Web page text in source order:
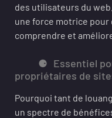
des utilisateurs du
une force motrice pour
comprendre et
Essentiel
propriétaires de
Pourquoi tant de
un spectre de